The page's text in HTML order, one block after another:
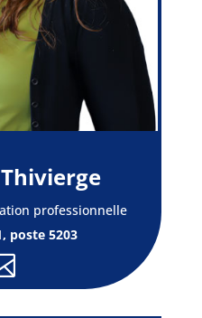
professionnelle
poste 5203